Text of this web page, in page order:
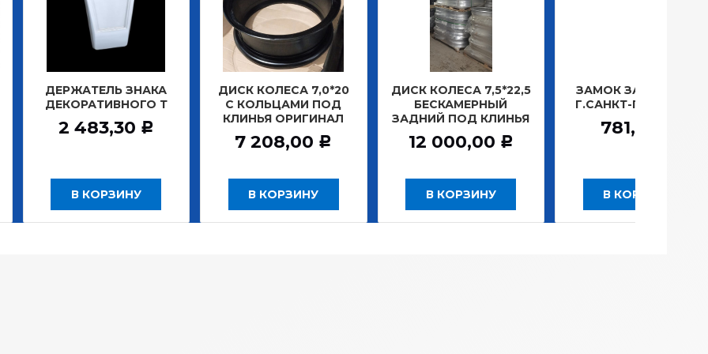
ЗНАКА
Т
Р
ДИСК КОЛЕСА 7,0*20
С КОЛЬЦАМИ ПОД
КЛИНЬЯ ОРИГИНАЛ
Р
ДИСК КОЛЕСА 7,5*22,5
БЕСКАМЕРНЫЙ
ЗАДНИЙ ПОД КЛИНЬЯ
12 000,00 Р
ЗАМОК ЗАЖИГАНИЯ
Г.САНКТ-ПЕТЕРБУРГ
781,20